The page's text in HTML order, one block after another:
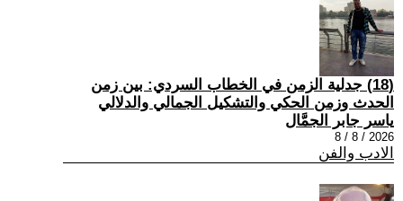
(18) جدلية الزمن في الخطاب السردي: بين زمن
الحدث وزمن الحكي والتشكيل الجمالي والدلالي
ياسر جابر الجمَّال
2026 / 8 / 8
الادب والفن